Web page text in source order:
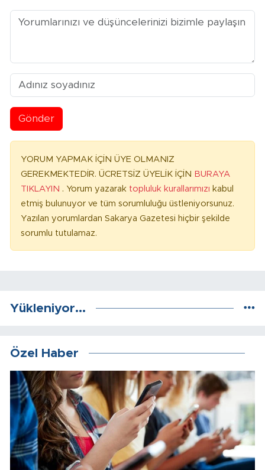
Gönder
YORUM YAPMAK İÇİN ÜYE OLMANIZ
GEREKMEKTEDİR. ÜCRETSİZ ÜYELİK İÇİN BURAYA
TIKLAYIN . Yorum yazarak topluluk kurallarımızı kabul
etmiş bulunuyor ve tüm sorumluluğu üstleniyorsunuz.
Yazılan yorumlardan Sakarya Gazetesi hiçbir şekilde
sorumlu tutulamaz.
Yükleniyor...
Özel Haber